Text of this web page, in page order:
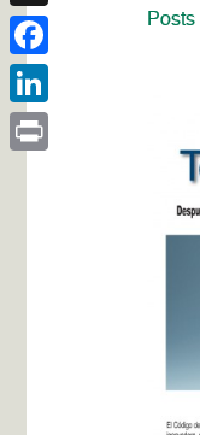
Posts
X
Facebook
LinkedIn